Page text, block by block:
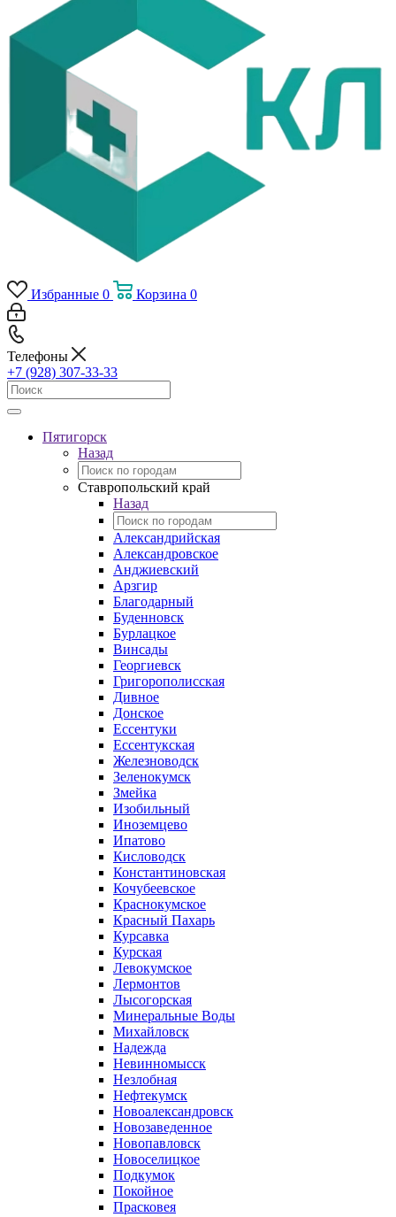
Избранные 0 Корзина 0
Телефоны
+7 (928) 307-33-33
Пятигорск
Назад
Ставропольский край
Назад
Александрийская
Александровское
Анджиевский
Арзгир
Благодарный
Буденновск
Бурлацкое
Винсады
Георгиевск
Григорополисская
Дивное
Донское
Ессентуки
Ессентукская
Железноводск
Зеленокумск
Змейка
Изобильный
Иноземцево
Ипатово
Кисловодск
Константиновская
Кочубеевское
Краснокумское
Красный Пахарь
Курсавка
Курская
Левокумское
Лермонтов
Лысогорская
Минеральные Воды
Михайловск
Надежда
Невинномысск
Незлобная
Нефтекумск
Новоалександровск
Новозаведенное
Новопавловск
Новоселицкое
Подкумок
Покойное
Прасковея